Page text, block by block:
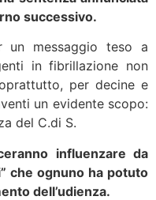
successivo.
un messaggio teso a
in fibrillazione non
per decine e
un evidente scopo:
del C.di S.
influenzare da
che ognuno ha potuto
dell’udienza.